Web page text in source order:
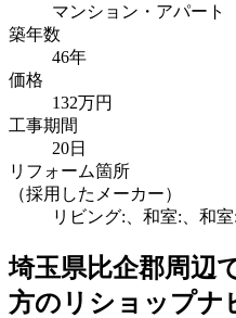
マンション・アパート
築年数
46年
価格
132万円
工事期間
20日
リフォーム箇所
（採用したメーカー）
リビング:、和室:、和
埼玉県比企郡周辺
方のリショップナ